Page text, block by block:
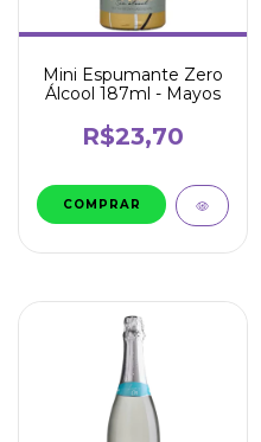
Mini Espumante Zero
Álcool 187ml - Mayos
R$23,70